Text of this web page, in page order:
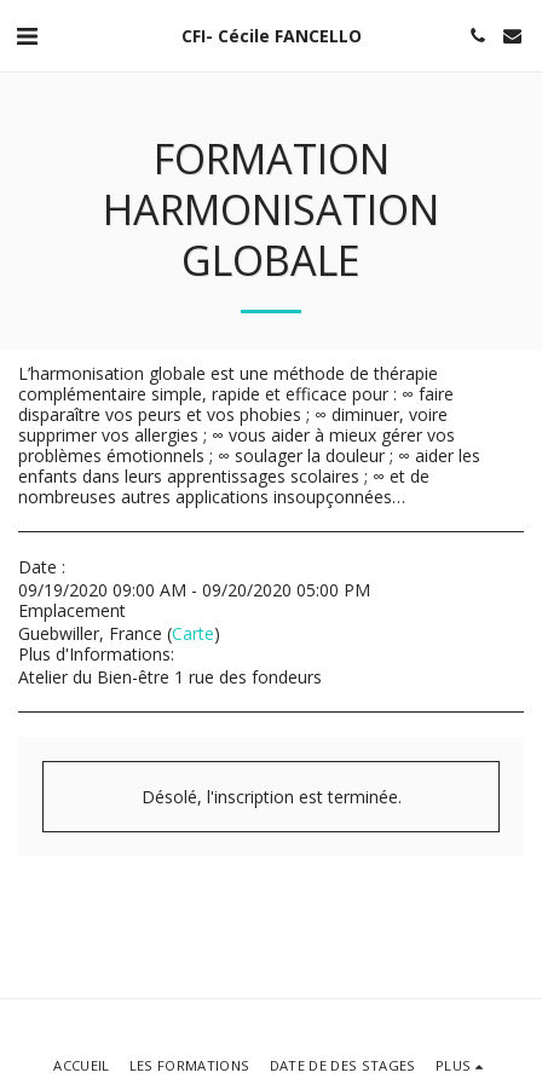
CFI- Cécile FANCELLO
FORMATION
HARMONISATION
GLOBALE
L’harmonisation globale est une méthode de thérapie
complémentaire simple, rapide et efficace pour : ∞ faire
disparaître vos peurs et vos phobies ; ∞ diminuer, voire
supprimer vos allergies ; ∞ vous aider à mieux gérer vos
problèmes émotionnels ; ∞ soulager la douleur ; ∞ aider les
enfants dans leurs apprentissages scolaires ; ∞ et de
nombreuses autres applications insoupçonnées…
Date :
09/19/2020 09:00 AM - 09/20/2020 05:00 PM
Emplacement
Guebwiller, France (Carte)
Plus d'Informations:
Atelier du Bien-être 1 rue des fondeurs
Désolé, l'inscription est terminée.
ACCUEIL LES FORMATIONS DATE DE DES STAGES PLUS